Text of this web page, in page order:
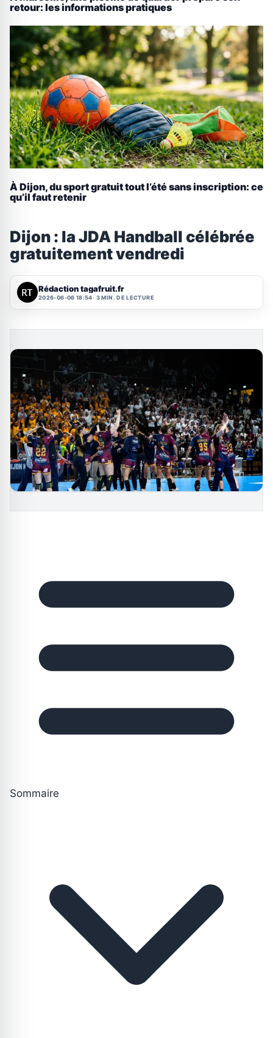
retour: les informations pratiques
À Dijon, du sport gratuit tout l’été sans inscription: ce
qu’il faut retenir
Dijon : la JDA Handball célébrée
gratuitement vendredi
Rédaction tagafruit.fr
2026-06-06 18:54 3 MIN. DE LECTURE
Sommaire